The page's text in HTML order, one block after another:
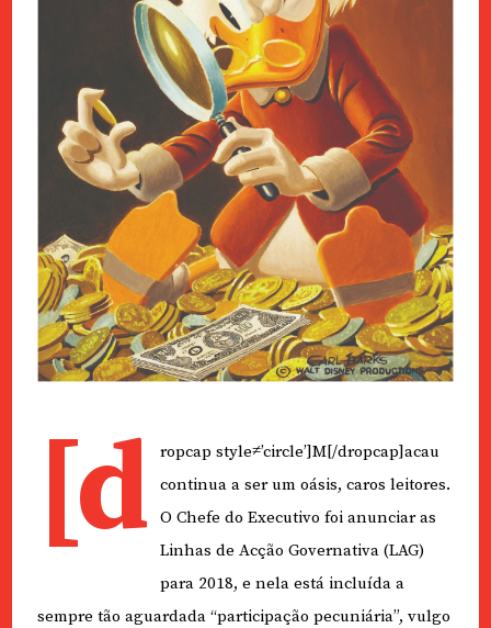
[d
ropcap style≠’circle’]M[/dropcap]acau
continua a ser um oásis, caros leitores.
O Chefe do Executivo foi anunciar as
Linhas de Acção Governativa (LAG)
para 2018, e nela está incluída a
sempre tão aguardada “participação pecuniária”, vulgo